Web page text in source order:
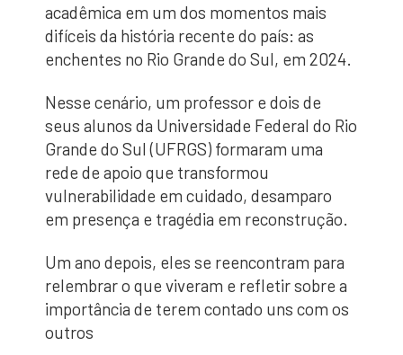
acadêmica em um dos momentos mais
difíceis da história recente do país: as
enchentes no Rio Grande do Sul, em 2024.
Nesse cenário, um professor e dois de
seus alunos da Universidade Federal do Rio
Grande do Sul (UFRGS) formaram uma
rede de apoio que transformou
vulnerabilidade em cuidado, desamparo
em presença e tragédia em reconstrução.
Um ano depois, eles se reencontram para
relembrar o que viveram e refletir sobre a
importância de terem contado uns com os
outros